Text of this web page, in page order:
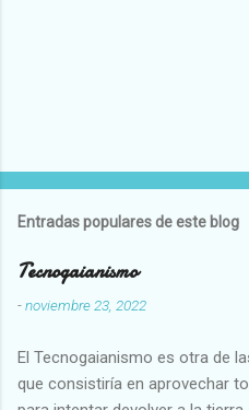
Entradas populares de este blog
Tecnogaianismo
-noviembre 23, 2022
El Tecnogaianismo es otra de
que consistiría en aprovechar